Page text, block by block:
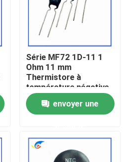
Série MF72 1D-11 1
Ohm 11 mm
Thermistore à
température négative
pour l'alimentation
électriqueenvoyer une